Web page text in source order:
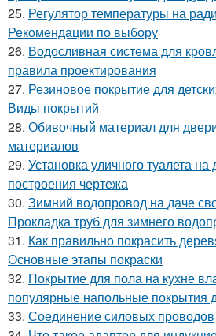
25. Регулятор температуры на
Рекомендации по выбору
26. Водосливная система для
правила проектирования
27. Резиновое покрытие для
Виды покрытий
28. Обивочный материал для
материалов
29. Установка уличного туалета
построения чертежа
30. Зимний водопровод на даче
Прокладка труб для зимнего
31. Как правильно покрасить
Основные этапы покраски
32. Покрытие для пола на кухне
популярные напольные покрытия
33. Соединение силовых проводов